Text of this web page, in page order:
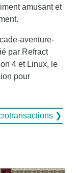
amusant et
aventure-
par Refract
4 et Linux, le
pour
❯